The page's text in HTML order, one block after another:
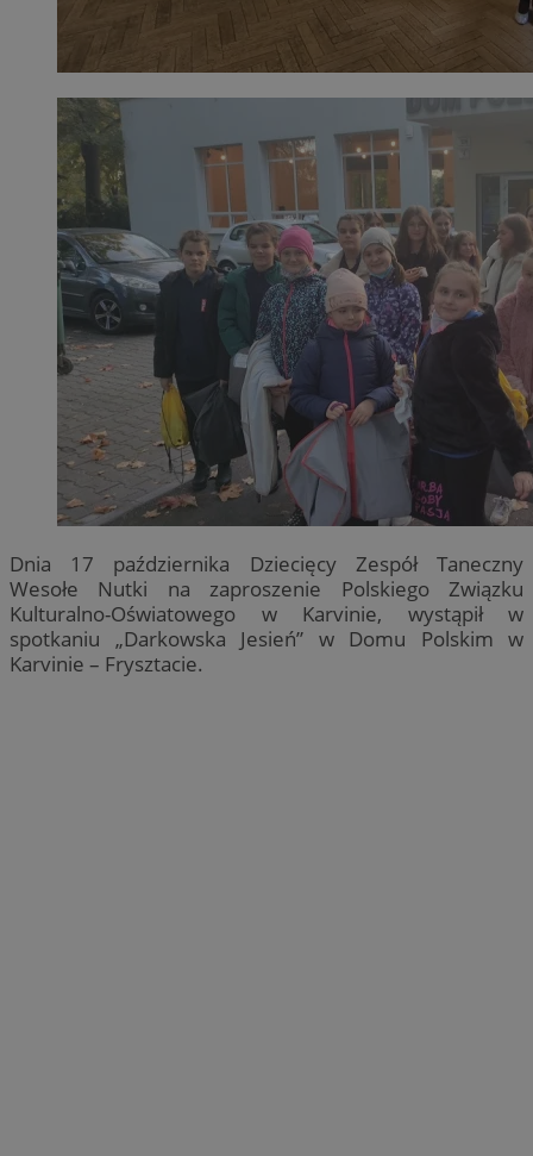
Dnia 17 października Dziecięcy Zespół Taneczny
Wesołe Nutki na zaproszenie Polskiego Związku
Kulturalno-Oświatowego w Karvinie, wystąpił w
spotkaniu „Darkowska Jesień” w Domu Polskim w
Karvinie – Frysztacie.